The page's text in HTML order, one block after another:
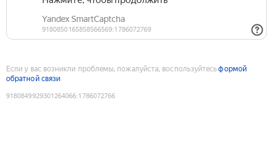
Если у вас возникли проблемы, пожалуйста, воспользуйтесьформой
обратной связи
9180849929301264066:1786072766